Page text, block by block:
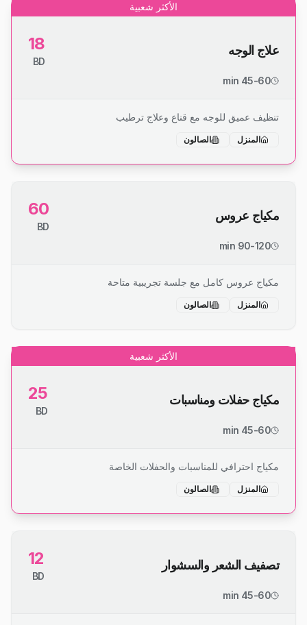
الأكثر شعبية
علاج الوجه 18
BD
45-60 min
تنظيف عميق للوجه مع قناع وعلاج ترطيب
المنزل الصالون
مكياج عروس 60
BD
90-120 min
مكياج عروس كامل مع جلسة تجريبية متاحة
المنزل الصالون
الأكثر شعبية
مكياج حفلات ومناسبات 25
BD
45-60 min
مكياج احترافي للمناسبات والحفلات الخاصة
المنزل الصالون
تصفيف الشعر والسشوار 12
BD
45-60 min